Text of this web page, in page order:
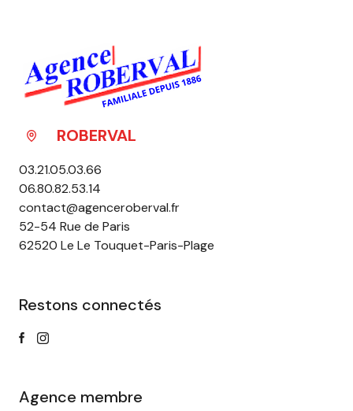
ROBERVAL
03.21.05.03.66
06.80.82.53.14
contact@agenceroberval.fr
52-54 Rue de Paris
62520 Le Le Touquet-Paris-Plage
Restons connectés
Agence membre